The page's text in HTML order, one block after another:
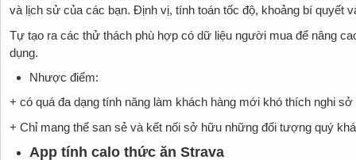
và lịch sử của các bạn. Định vị, tính toán tốc độ, khoảng bí quyết
Tự tạo ra các thử thách phù hợp có dữ liệu người mua để nâng
dụng.
Nhược điểm:
+ có quá đa dạng tính năng làm khách hàng mới khó thích nghi
+ Chỉ mang thể san sẻ và kết nối sở hữu những đối tượng quý
App tính calo thức ăn Strava